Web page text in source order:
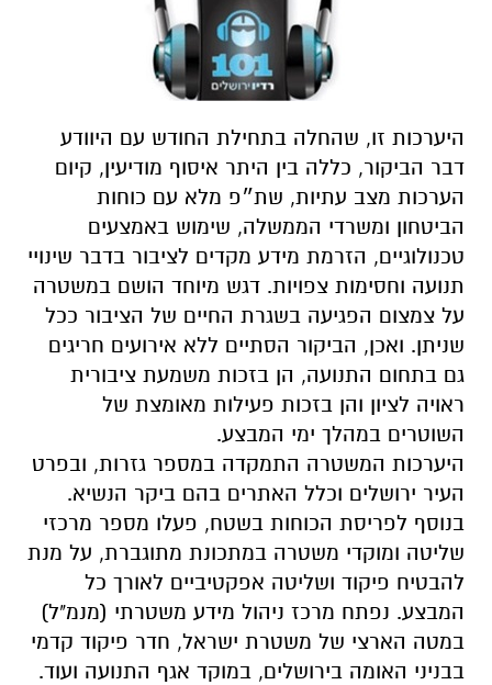
היערכות זו, שהחלה בתחילת החודש עם היוודע
דבר הביקור, כללה בין היתר איסוף מודיעין, קיום
הערכות מצב עתיות, שת״פ מלא עם כוחות
הביטחון ומשרדי הממשלה, שימוש באמצעים
טכנולוגיים, הזרמת מידע מקדים לציבור בדבר שינויי
תנועה וחסימות צפויות. דגש מיוחד הושם במשטרה
על צמצום הפגיעה בשגרת החיים של הציבור ככל
שניתן. ואכן, הביקור הסתיים ללא אירועים חריגים
גם בתחום התנועה, הן בזכות משמעת ציבורית
ראויה לציון והן בזכות פעילות מאומצת של
השוטרים במהלך ימי המבצע.
היערכות המשטרה התמקדה במספר גזרות, ובפרט
העיר ירושלים וכלל האתרים בהם ביקר הנשיא.
בנוסף לפריסת הכוחות בשטח, פעלו מספר מרכזי
שליטה ומוקדי משטרה במתכונת מתוגברת, על מנת
להבטיח פיקוד ושליטה אפקטיביים לאורך כל
המבצע. נפתח מרכז ניהול מידע משטרתי (מנמ"ל)
במטה הארצי של משטרת ישראל, חדר פיקוד קדמי
בבניני האומה בירושלים, במוקד אגף התנועה ועוד.